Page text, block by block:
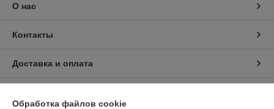
О нас
Контакты
Доставка и оплата
Обработка файлов cookie